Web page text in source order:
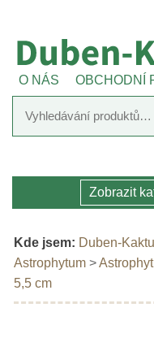
O NÁS OBCHODNÍ
Zobrazit
Kde jsem: Duben-
Astrophytum >
5,5 cm